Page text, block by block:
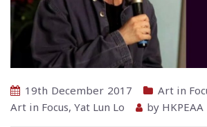
19th December 2017 Art in
Art in Focus,Yat Lun Lo by HKPEAA